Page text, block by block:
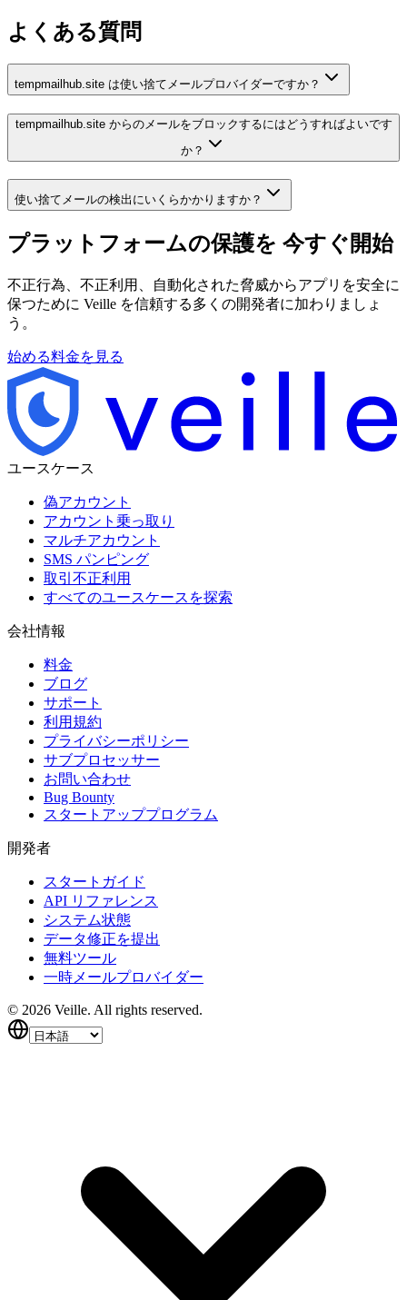
よくある質問
tempmailhub.site は使い捨てメールプロバイダーですか？
tempmailhub.site からのメールをブロックするにはどうすればよいです
か？
使い捨てメールの検出にいくらかかりますか？
プラットフォームの保護を 今すぐ開始
不正行為、不正利用、自動化された脅威からアプリを安全に
保つために Veille を信頼する多くの開発者に加わりましょ
う。
始める料金を見る
ユースケース
偽アカウント
アカウント乗っ取り
マルチアカウント
SMS パンピング
取引不正利用
すべてのユースケースを探索
会社情報
料金
ブログ
サポート
利用規約
プライバシーポリシー
サブプロセッサー
お問い合わせ
Bug Bounty
スタートアッププログラム
開発者
スタートガイド
API リファレンス
システム状態
データ修正を提出
無料ツール
一時メールプロバイダー
© 2026 Veille. All rights reserved.